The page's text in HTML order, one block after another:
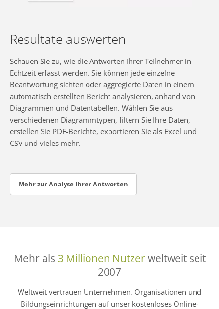
Resultate auswerten
Schauen Sie zu, wie die Antworten Ihrer Teilnehmer in
Echtzeit erfasst werden. Sie können jede einzelne
Beantwortung sichten oder aggregierte Daten in einem
automatisch erstellten Bericht analysieren, anhand von
Diagrammen und Datentabellen. Wählen Sie aus
verschiedenen Diagrammtypen, filtern Sie Ihre Daten,
erstellen Sie PDF-Berichte, exportieren Sie als Excel und
CSV und vieles mehr.
Mehr zur Analyse Ihrer Antworten
Mehr als 3 Millionen Nutzerweltweit seit
2007
Weltweit vertrauen Unternehmen, Organisationen und
Bildungseinrichtungen auf unser kostenloses Online-